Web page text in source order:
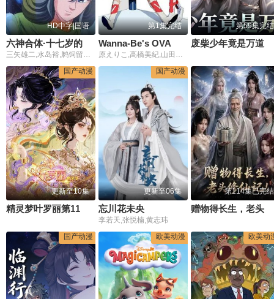
HD中字|国语
三矢雄二,水岛裕,鹈饲留美子,纳谷悟朗
第1集完结
Wanna-Be's OVA
原えりこ,高橋美紀,山田栄子
第59集完结
国产动漫
更新至10集
国产动漫
更新至06集
忘川花未央
李若天,张悦楠,黄志玮
第114集已完结
国产动漫 欧美动漫 欧美动